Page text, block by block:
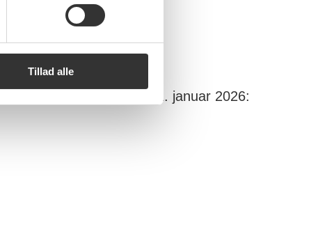
Tillad alle
generalforsamling d. 31. januar 2026: